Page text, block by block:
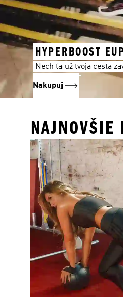
HYPERBOOST
Nech ťa už tvoja cesta
Nakupuj
NAJNOVŠIE